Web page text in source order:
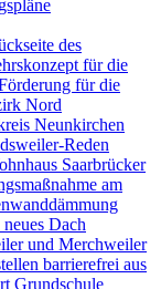
des
für die
für die
Nord
Neunkirchen
Reden
Saarbrücker
am
Dach
und Merchweiler
barrierefrei aus
Grundschule